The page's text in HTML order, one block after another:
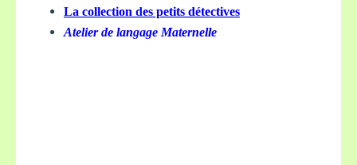
La collection des petits détectives
Atelier de langage Maternelle